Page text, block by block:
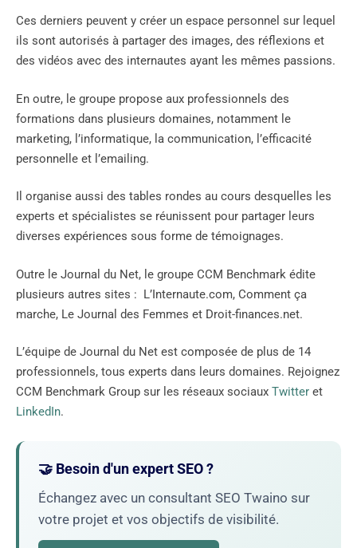
Ces derniers peuvent y créer un espace personnel sur lequel
ils sont autorisés à partager des images, des réflexions et
des vidéos avec des internautes ayant les mêmes passions.
En outre, le groupe propose aux professionnels des
formations dans plusieurs domaines, notamment le
marketing, l’informatique, la communication, l’efficacité
personnelle et l’emailing.
Il organise aussi des tables rondes au cours desquelles les
experts et spécialistes se réunissent pour partager leurs
diverses expériences sous forme de témoignages.
Outre le Journal du Net, le groupe CCM Benchmark édite
plusieurs autres sites : L’Internaute.com, Comment ça
marche, Le Journal des Femmes et Droit-finances.net.
L’équipe de Journal du Net est composée de plus de 14
professionnels, tous experts dans leurs domaines. Rejoignez
CCM Benchmark Group sur les réseaux sociaux Twitter et
LinkedIn.
🤝 Besoin d'un expert SEO ?
Échangez avec un consultant SEO Twaino sur
votre projet et vos objectifs de visibilité.